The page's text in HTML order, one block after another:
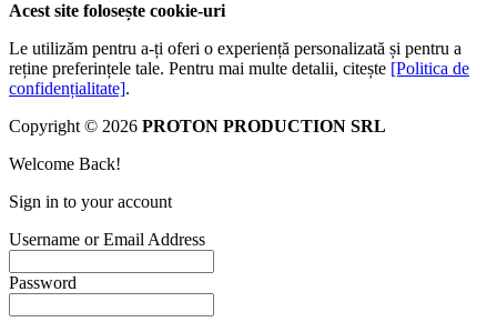
Acest site folosește cookie-uri
Le utilizăm pentru a-ți oferi o experiență personalizată și pentru a
reține preferințele tale. Pentru mai multe detalii, citește [Politica de
confidențialitate].
Copyright © 2026 PROTON PRODUCTION SRL
Welcome Back!
Sign in to your account
Username or Email Address
Password